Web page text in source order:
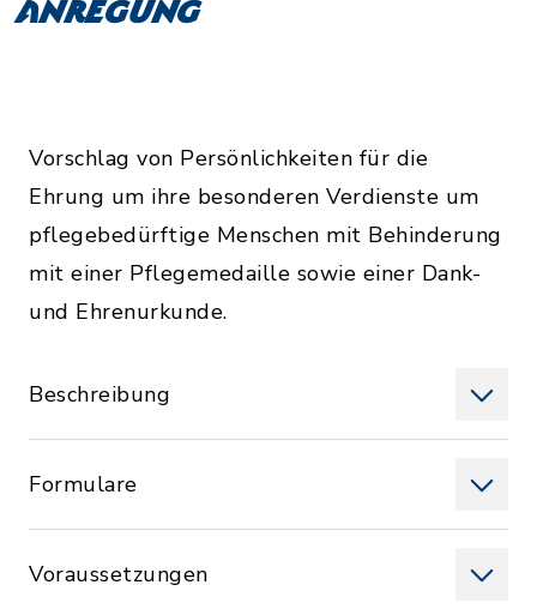
Anregung
Vorschlag von Persönlichkeiten für die
Ehrung um ihre besonderen Verdienste um
pflegebedürftige Menschen mit Behinderung
mit einer Pflegemedaille sowie einer Dank-
und Ehrenurkunde.
Beschreibung
Formulare
Voraussetzungen